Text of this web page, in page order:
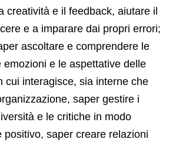
creatività e il feedback, aiutare il
e a imparare dai propri errori;
ascoltare e comprendere le
emozioni e le aspettative delle
cui interagisce, sia interne che
saper gestire i
e le critiche in modo
positivo, saper creare relazioni